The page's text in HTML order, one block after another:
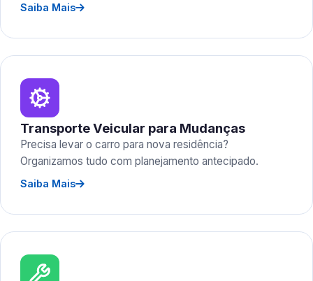
Saiba Mais
Transporte Veicular para Mudanças
Precisa levar o carro para nova residência?
Organizamos tudo com planejamento antecipado.
Saiba Mais